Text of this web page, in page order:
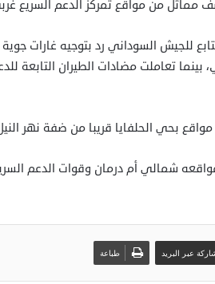
مماثل من مواقع تمركز الدعم السريع
للجيش السوداني رد بتوجيه غارات
تعاملت مضادات الطيران التابعة
بحي الحلفايا قريبا من ضفة نهر
شمالي أم درمان وقوات الدعم
عبر البريد طباعة